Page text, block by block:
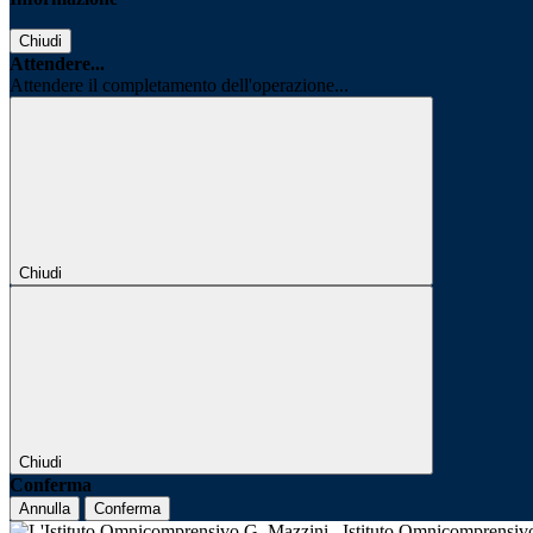
Chiudi
Attendere...
Attendere il completamento dell'operazione...
Chiudi
Chiudi
Conferma
Annulla Conferma